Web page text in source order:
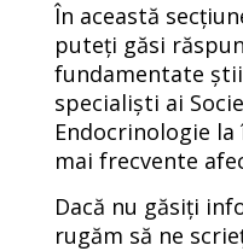
În această
puteți găsi
fundamentate
specialiști ai
Endocrinologie
mai frecvente
Dacă nu găsiți
rugăm să ne